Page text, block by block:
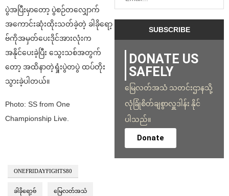
ပွဲအပြီးမှာတော့ ပွဲစဉ်တလျှောက်
အကောင်းဆုံးထိုးသတ်ခဲ့တဲ့ ခါခိုရော့
ဗ်ကိုအမှတ်ပေးဒိုင်အားလုံးက
အနိုင်ပေးခဲ့ပြီး သွေးသစ်အတွက်
တော့ အထိနာတဲ့ရှုံးပွဲတပွဲ ထပ်တိုး
သွားခဲ့ပါတယ်။
Photo: SS from One
Championship Live.
ONEFRIDAYFIGHTS80
ခါခိုရော့ဗ် မြေလတ်အသံ
DONATE US
SAFELY
မြေလတ်အသံ သတင်းဌာနသို့
လုံခြုံစိတ်ချစွာလှူဒါန်း နိုင်
ပါသည်။
Donate